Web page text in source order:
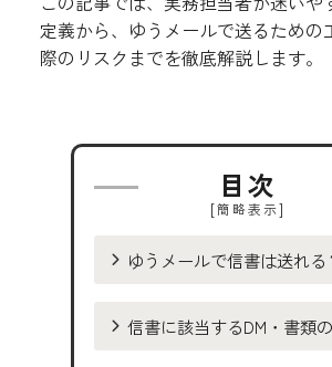
定義から、ゆうメールで送るための
際のリスクまでを徹底解説します。
目次
[簡略表示]
ゆうメールで信書は送れる
信書に該当するDM・書類